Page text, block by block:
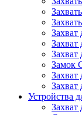
Захват
Захват
Замок
Захват
Захват
Устройства
Захват